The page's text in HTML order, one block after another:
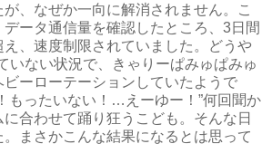
、なぜか一向に解消されません。こ
ータ通信量を確認したところ、3日間
、速度制限されていました。どうや
いない状況で、きゃりーぱみゅぱみゅ
ビーローテーションしていたようで
もったいない！…えーゆー！”何回聞か
合わせて踊り狂うこども。そんな日
まさかこんな結果になるとは思って